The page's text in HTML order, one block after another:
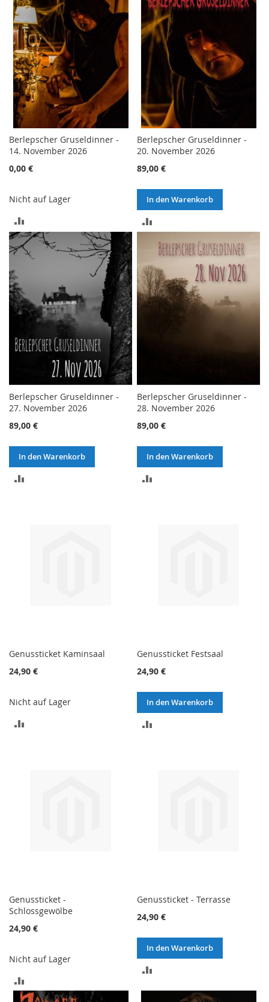
HINZUFÜGEN
HINZUFÜGEN
Berlepscher Gruseldinner -
14. November 2026
0,00 €
Nicht auf Lager
VERGLEICHSLISTE
HINZUFÜGEN
Berlepscher Gruseldinner -
20. November 2026
89,00 €
In den Warenkorb
VERGLEICHSLISTE
HINZUFÜGEN
Berlepscher Gruseldinner -
27. November 2026
89,00 €
In den Warenkorb
Berlepscher Gruseldinner -
28. November 2026
89,00 €
In den Warenkorb
Genussticket Kaminsaal
24,90 €
Nicht auf Lager
Genussticket Festsaal
24,90 €
In den Warenkorb
Genussticket -
Schlossgewölbe
24,90 €
Nicht auf Lager
Genussticket - Terrasse
24,90 €
In den Warenkorb
VERGLEICHSLISTE